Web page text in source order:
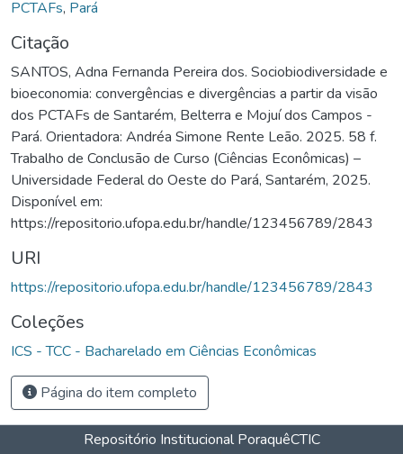
PCTAFs, Pará
Citação
SANTOS, Adna Fernanda Pereira dos. Sociobiodiversidade e
bioeconomia: convergências e divergências a partir da visão
dos PCTAFs de Santarém, Belterra e Mojuí dos Campos -
Pará. Orientadora: Andréa Simone Rente Leão. 2025. 58 f.
Trabalho de Conclusão de Curso (Ciências Econômicas) –
Universidade Federal do Oeste do Pará, Santarém, 2025.
Disponível em:
https://repositorio.ufopa.edu.br/handle/123456789/2843
URI
https://repositorio.ufopa.edu.br/handle/123456789/2843
Coleções
ICS - TCC - Bacharelado em Ciências Econômicas
Página do item completo
Repositório Institucional PoraquêCTIC